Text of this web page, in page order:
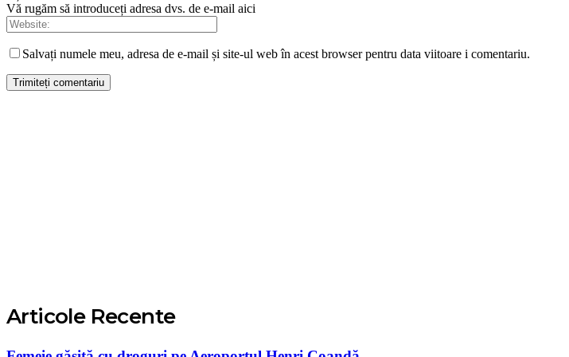
Vă rugăm să introduceți adresa dvs. de e-mail aici
Salvați numele meu, adresa de e-mail și site-ul web în acest browser pentru data viitoare i comentariu.
Articole Recente